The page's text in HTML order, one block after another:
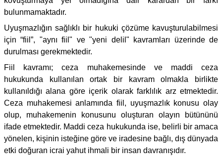
bulunmamaktadır.
Uyuşmazlığın sağlıklı bir hukuki çözüme kavuşturulabilmesi
için “fiil”, "aynı fiil" ve "yeni delil" kavramları üzerinde de
durulması gerekmektedir.
Fiil kavramı; ceza muhakemesinde ve maddi ceza
hukukunda kullanılan ortak bir kavram olmakla birlikte
kullanıldığı alana göre içerik olarak farklılık arz etmektedir.
Ceza muhakemesi anlamında fiil, uyuşmazlık konusu olay
olup, muhakemenin konusunu oluşturan olayın bütününü
ifade etmektedir. Maddi ceza hukukunda ise, belirli bir amaca
yönelen, kişinin isteğine göre ve iradesine bağlı, dış dünyada
etki doğuran icrai yahut ihmali bir insan davranışıdır.